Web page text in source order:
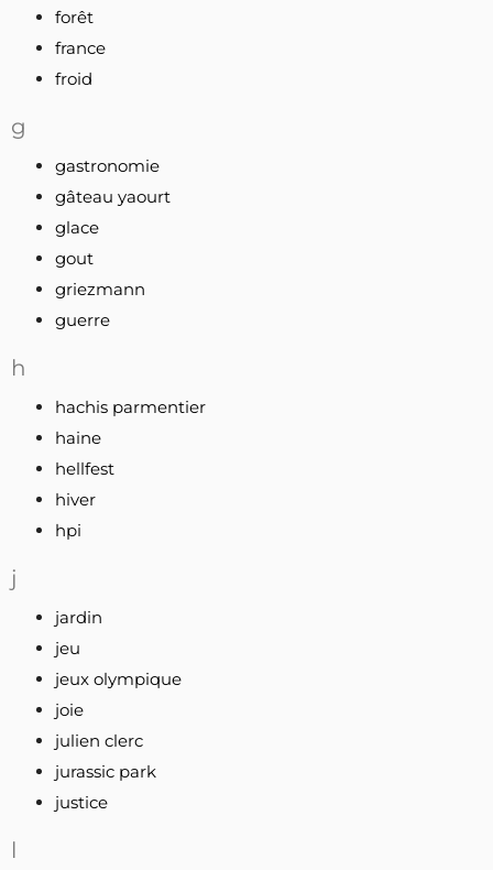
forêt
france
froid
g
gastronomie
gâteau yaourt
glace
gout
griezmann
guerre
h
hachis parmentier
haine
hellfest
hiver
hpi
j
jardin
jeu
jeux olympique
joie
julien clerc
jurassic park
justice
l